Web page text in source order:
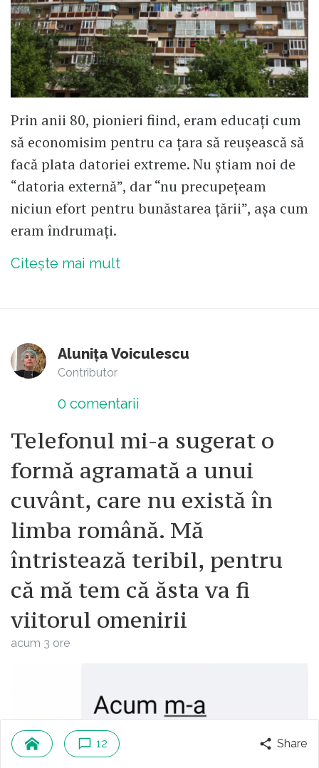
Prin anii 80, pionieri fiind, eram educați cum
să economisim pentru ca țara să reușească să
facă plata datoriei extreme. Nu știam noi de
“datoria externă”, dar “nu precupețeam
niciun efort pentru bunăstarea țării”, așa cum
eram îndrumați.
Citește mai mult
Alunița Voiculescu
Contributor
0 comentarii
Telefonul mi-a sugerat o
formă agramată a unui
cuvânt, care nu există în
limba română. Mă
întristează teribil, pentru
că mă tem că ăsta va fi
viitorul omenirii
acum 3 ore
12 Share